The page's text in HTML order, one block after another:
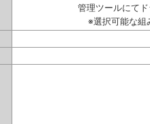
管理ツールにて
※選択可能な組